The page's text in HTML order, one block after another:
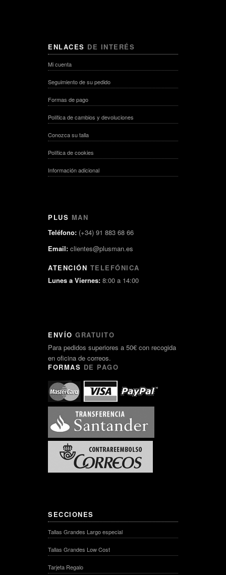
ENLACES DE INTERÉS
Mi cuenta
Seguimiento de su pedido
Formas de pago
Política de cambios y devoluciones
Conozca su talla
Política de cookies
Información adicional
PLUS MAN
Teléfono: (+34) 91 883 68 66
Email: clientes@plusman.es
ATENCIÓN TELEFÓNICA
Lunes a Viernes: 8:00 a 14:00
ENVÍO GRATUITO
Para pedidos superiores a 50€ con recogida
en oficina de correos.
FORMAS DE PAGO
SECCIONES
Tallas Grandes Largo especial
Tallas Grandes Low Cost
Tarjeta Regalo